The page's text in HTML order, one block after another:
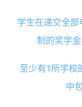
学生在递交全
制的奖学
至少有1所学校
中